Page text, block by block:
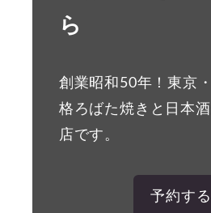
ら
創業昭和50年！東京
格ろばた焼きと日本
店です。
予約する